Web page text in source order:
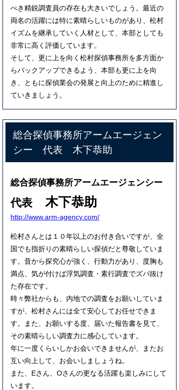
べき精鋭調査員の存在も大きいでしょう。最近の
両名の活躍には特に素晴らしいものがあり、松村
イズムを継承していく人材として、本部としても
非常に高く評価しています。
そして、更に上を向く松村探偵事務所を多方面か
らバックアップできるよう、本部も更に上を向
き、ともに探偵業会の発展と向上のために精進し
ていきましょう。
総合探偵事務所アームエージェン
シー 代表 木下恭助
総合探偵事務所アームエージェンシー
代表 木下恭助
http://www.arm-agency.com/
松村さんとは１０年以上のお付き合いですが、全
国でも指折りの素晴らしい探偵だと尊敬していま
す。昔から探究心が強く、行動力があり、度胸も
満点、気が付けば浮気調査・素行調査でズバ抜け
た存在です。
時々弊社からも、内地での調査をお願いしていま
すが、松村さんには全て安心してお任せできま
す。また、お願いする度、届いた報告書を見て、
その素晴らしい調査力に感心しています。
年に一度くらいしかお会いできませんが、またお
互い向上して、お会いしましょうね。
また、Eさん、Oさんの更なる活躍も楽しみにして
います。